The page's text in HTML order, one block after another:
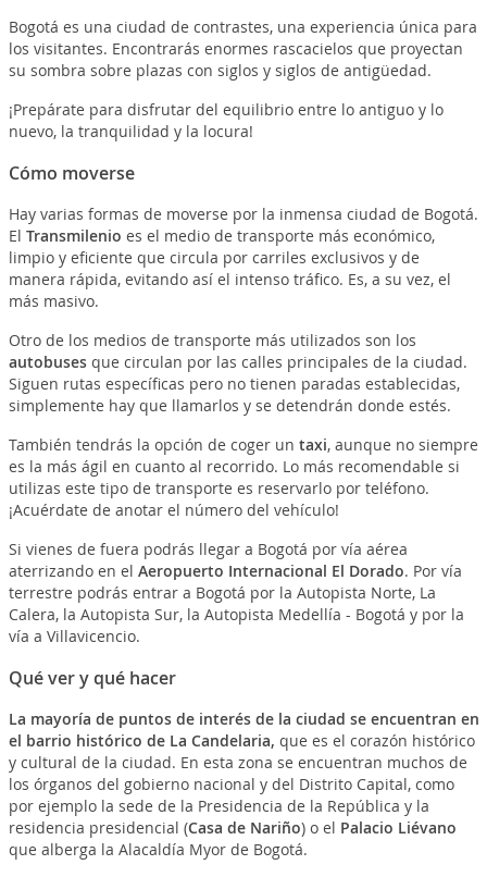
Bogotá es una ciudad de contrastes, una experiencia única para
los visitantes. Encontrarás enormes rascacielos que proyectan
su sombra sobre plazas con siglos y siglos de antigüedad.
¡Prepárate para disfrutar del equilibrio entre lo antiguo y lo
nuevo, la tranquilidad y la locura!
Cómo moverse
Hay varias formas de moverse por la inmensa ciudad de Bogotá.
El Transmilenio es el medio de transporte más económico,
limpio y eficiente que circula por carriles exclusivos y de
manera rápida, evitando así el intenso tráfico. Es, a su vez, el
más masivo.
Otro de los medios de transporte más utilizados son los
autobusesque circulan por las calles principales de la ciudad.
Siguen rutas específicas pero no tienen paradas establecidas,
simplemente hay que llamarlos y se detendrán donde estés.
También tendrás la opción de coger un taxi, aunque no siempre
es la más ágil en cuanto al recorrido. Lo más recomendable si
utilizas este tipo de transporte es reservarlo por teléfono.
¡Acuérdate de anotar el número del vehículo!
Si vienes de fuera podrás llegar a Bogotá por vía aérea
aterrizando en el Aeropuerto Internacional El Dorado. Por vía
terrestre podrás entrar a Bogotá por la Autopista Norte, La
Calera, la Autopista Sur, la Autopista Medellía - Bogotá y por la
vía a Villavicencio.
Qué ver y qué hacer
La mayoría de puntos de interés de la ciudad se encuentran en
el barrio histórico de La Candelaria, que es el corazón histórico
y cultural de la ciudad. En esta zona se encuentran muchos de
los órganos del gobierno nacional y del Distrito Capital, como
por ejemplo la sede de la Presidencia de la República y la
residencia presidencial (Casa de Nariño) o el Palacio Liévano
que alberga la Alacaldía Myor de Bogotá.